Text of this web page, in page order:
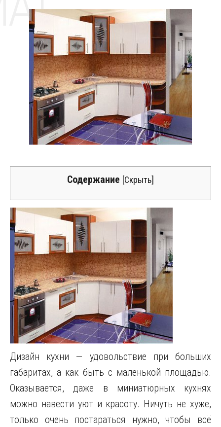
Содержание [Скрыть]
Дизайн кухни — удовольствие при больших
габаритах, а как быть с маленькой площадью.
Оказывается, даже в миниатюрных кухнях
можно навести уют и красоту. Ничуть не хуже,
только очень постараться нужно, чтобы всё